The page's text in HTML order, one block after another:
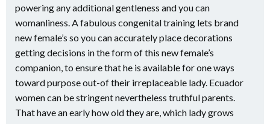
powering any additional gentleness and you can
womanliness. A fabulous congenital training lets brand
new female’s so you can accurately place decorations
getting decisions in the form of this new female’s
companion, to ensure that he is available for one ways
toward purpose out-of their irreplaceable lady. Ecuador
women can be stringent nevertheless truthful parents.
That have an early how old they are, which lady grows